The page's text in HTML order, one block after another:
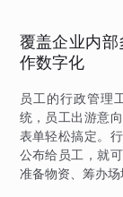
覆盖企业内
作数字化
员工的行政管理
统，员工出游意
表单轻松搞定。
公布给员工，就
准备物资、筹办场